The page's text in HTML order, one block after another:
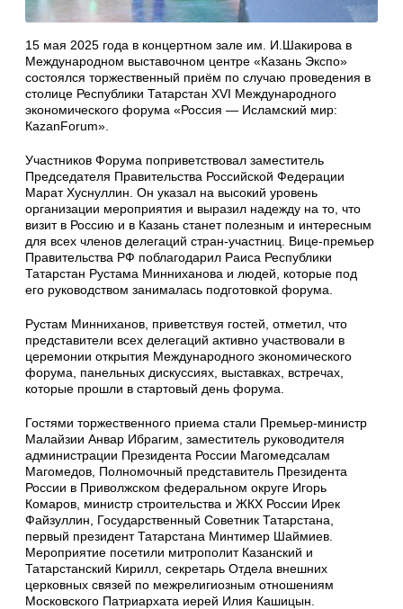
15 мая 2025 года в концертном зале им. И.Шакирова в
Международном выставочном центре «Казань Экспо»
состоялся торжественный приём по случаю проведения в
столице Республики Татарстан XVI Международного
экономического форума «Россия — Исламский мир:
КаzanForum».
Участников Форума поприветствовал заместитель
Председателя Правительства Российской Федерации
Марат Хуснуллин. Он указал на высокий уровень
организации мероприятия и выразил надежду на то, что
визит в Россию и в Казань станет полезным и интересным
для всех членов делегаций стран-участниц. Вице-премьер
Правительства РФ поблагодарил Раиса Республики
Татарстан Рустама Минниханова и людей, которые под
его руководством занималась подготовкой форума.
Рустам Минниханов, приветствуя гостей, отметил, что
представители всех делегаций активно участвовали в
церемонии открытия Международного экономического
форума, панельных дискуссиях, выставках, встречах,
которые прошли в стартовый день форума.
Гостями торжественного приема стали Премьер-министр
Малайзии Анвар Ибрагим, заместитель руководителя
администрации Президента России Магомедсалам
Магомедов, Полномочный представитель Президента
России в Приволжском федеральном округе Игорь
Комаров, министр строительства и ЖКХ России Ирек
Файзуллин, Государственный Советник Татарстана,
первый президент Татарстана Минтимер Шаймиев.
Мероприятие посетили митрополит Казанский и
Татарстанский Кирилл, секретарь Отдела внешних
церковных связей по межрелигиозным отношениям
Московского Патриархата иерей Илия Кашицын.